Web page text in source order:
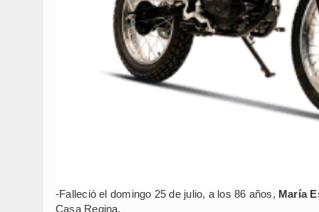
-Falleció el domingo 25 de julio, a los 86 años, María
Casa Regina.